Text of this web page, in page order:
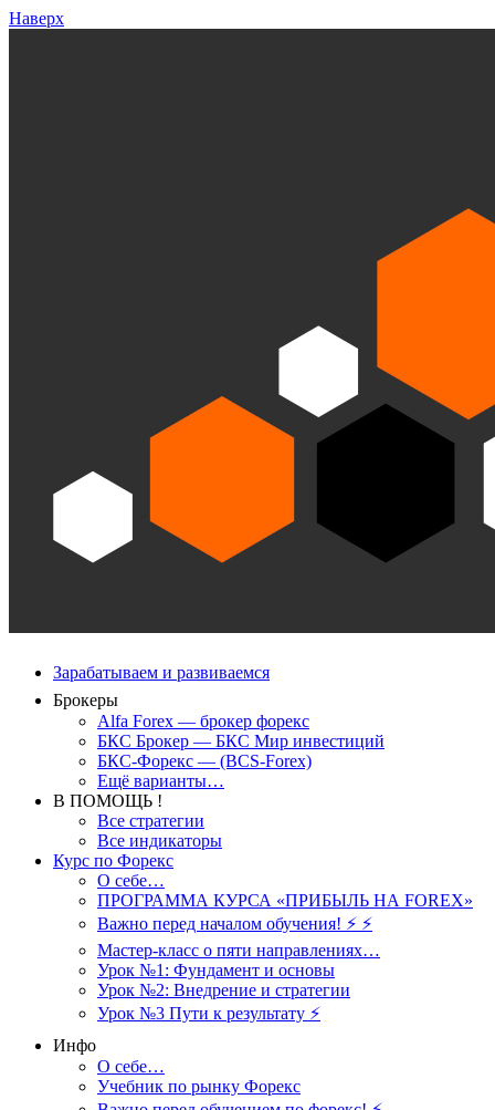
Наверх
Зарабатываем и развиваемся
Брокеры
Alfa Forex — брокер форекс
БКС Брокер — БКС Мир инвестиций
БКС-Форекс — (BCS-Forex)
Ещё варианты…
В ПОМОЩЬ !
Все стратегии
Все индикаторы
Курс по Форекс
О себе…
ПРОГРАММА КУРСА «ПРИБЫЛЬ НА FOREX»
Важно перед началом обучения! ⚡ ⚡
Мастер-класс о пяти направлениях…
Урок №1: Фундамент и основы
Урок №2: Внедрение и стратегии
Урок №3 Пути к результату ⚡️
Инфо
О себе…
Учебник по рынку Форекс